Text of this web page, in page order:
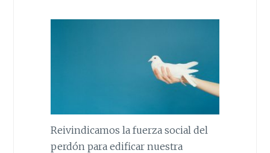
Reivindicamos la fuerza social del
perdón para edificar nuestra